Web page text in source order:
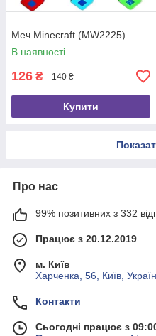
Меч Minecraft (MW2225)
В наявності
126 ₴ 140 ₴
Купити
Про нас
99% позитивних з 332
Працює з 20.12.2019
м. Київ
Харченка, 56, Київ,
Контакти
Сьогодні працює з